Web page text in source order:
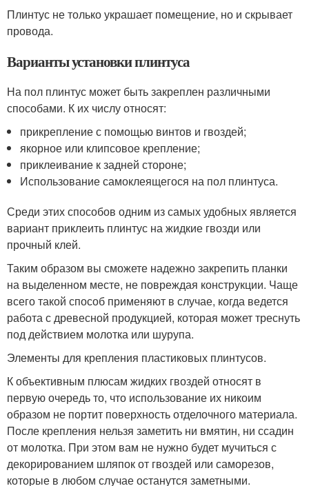
Плинтус не только украшает помещение, но и скрывает
провода.
Варианты установки плинтуса
На пол плинтус может быть закреплен различными
способами. К их числу относят:
прикрепление с помощью винтов и гвоздей;
якорное или клипсовое крепление;
приклеивание к задней стороне;
Использование самоклеящегося на пол плинтуса.
Среди этих способов одним из самых удобных является
вариант приклеить плинтус на жидкие гвозди или
прочный клей.
Таким образом вы сможете надежно закрепить планки
на выделенном месте, не повреждая конструкции. Чаще
всего такой способ применяют в случае, когда ведется
работа с древесной продукцией, которая может треснуть
под действием молотка или шурупа.
Элементы для крепления пластиковых плинтусов.
К объективным плюсам жидких гвоздей относят в
первую очередь то, что использование их никоим
образом не портит поверхность отделочного материала.
После крепления нельзя заметить ни вмятин, ни ссадин
от молотка. При этом вам не нужно будет мучиться с
декорированием шляпок от гвоздей или саморезов,
которые в любом случае останутся заметными.